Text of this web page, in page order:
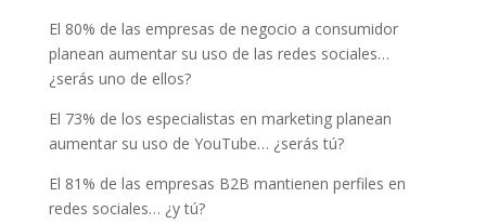
El 80% de las empresas de negocio a consumidor
planean aumentar su uso de las redes sociales…
¿serás uno de ellos?
El 73% de los especialistas en marketing planean
aumentar su uso de YouTube… ¿serás tú?
El 81% de las empresas B2B mantienen perfiles en
redes sociales… ¿y tú?